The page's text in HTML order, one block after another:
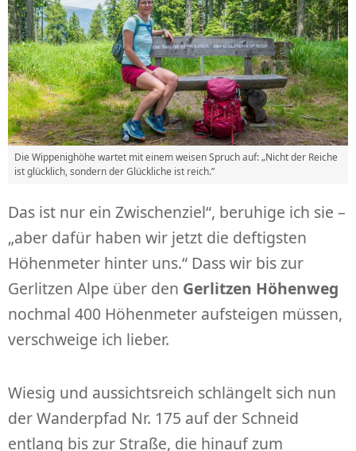
Die Wippenighöhe wartet mit einem weisen Spruch auf: „Nicht der Reiche
ist glücklich, sondern der Glückliche ist reich.”
Das ist nur ein Zwischenziel“, beruhige ich sie –
„aber dafür haben wir jetzt die deftigsten
Höhenmeter hinter uns.“ Dass wir bis zur
Gerlitzen Alpe über den Gerlitzen Höhenweg
nochmal 400 Höhenmeter aufsteigen müssen,
verschweige ich lieber.
Wiesig und aussichtsreich schlängelt sich nun
der Wanderpfad Nr. 175 auf der Schneid
entlang bis zur Straße, die hinauf zum